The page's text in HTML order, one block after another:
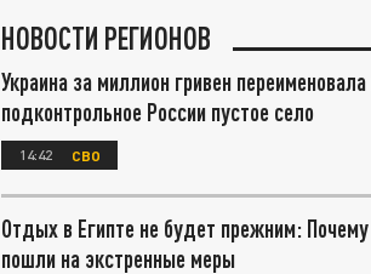
НОВОСТИ РЕГИОНОВ
Украина за миллион гривен
подконтрольное России пустое село
14:42 СВО
Отдых в Египте не будет прежним:
пошли на экстренные меры